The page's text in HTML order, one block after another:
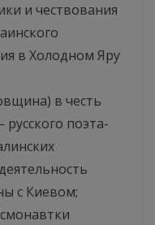
и чествования
в Холодном Яру
в честь
поэта-
с Киевом;